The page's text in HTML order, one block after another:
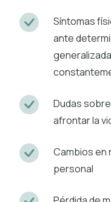
Síntomas
ante
Dudas
afrontar la
Cambios en
personal